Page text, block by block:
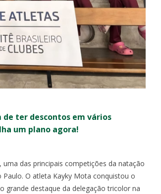
de ter descontos em vários
um plano agora!
das principais competições da natação
O atleta Kayky Mota conquistou o
grande destaque da delegação tricolor na
BRASILEIRO